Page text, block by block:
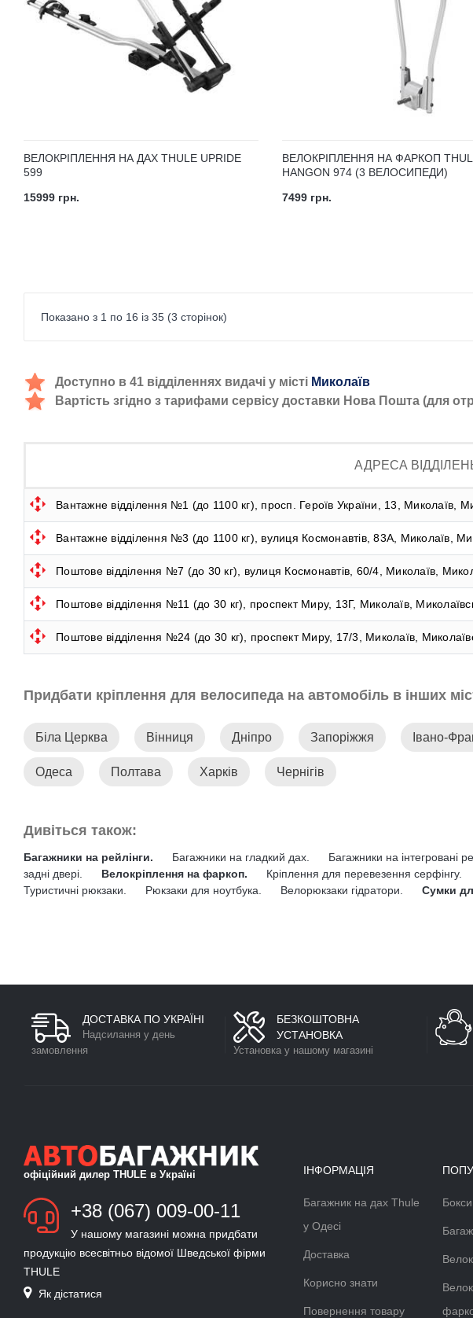
ВЕЛОКРІПЛЕННЯ НА ДАХ THULE UPRIDE
599
15999 грн.
ВЕЛОКРІПЛЕННЯ НА ФАРКОП
HANGON 974 (3 ВЕЛОСИПЕДИ)
7499 грн.
Показано з 1 по 16 із 35 (3 сторінок)
Доступно в 41 відділеннях видачі у місті Миколаїв
Вартість згідно з тарифами сервісу доставки Нова Пошта (для
АДРЕСА
Вантажне відділення №1 (до 1100 кг), просп. Героїв України, 13, Миколаїв,
Вантажне відділення №3 (до 1100 кг), вулиця Космонавтів, 83А, Миколаїв,
Поштове відділення №7 (до 30 кг), вулиця Космонавтів, 60/4, Миколаїв,
Поштове відділення №11 (до 30 кг), проспект Миру, 13Г, Миколаїв,
Поштове відділення №24 (до 30 кг), проспект Миру, 17/3, Миколаїв,
Придбати кріплення для велосипеда на автомобіль в інших
Біла Церква Вінниця Дніпро Запоріжжя Івано-
Одеса Полтава Харків Чернігів
Дивіться також:
Багажники на рейлінги. Багажники на гладкий дах. Багажники на інтегровані
задні двері.
Велокріплення на фаркоп. Кріплення для перевезення серфінгу.
Туристичні рюкзаки.
Рюкзаки для ноутбука. Велорюкзаки гідратори. Сумки
ДОСТАВКА ПО УКРАЇНІ
Надсилання у день
замовлення
БЕЗКОШТОВНА
УСТАНОВКА
Установка у нашому магазині
офіційний дилер THULE в Україні
+38 (067) 009-00-11
У нашому магазині можна придбати
продукцію всесвітньо відомої Шведської фірми
THULE
Як дістатися
ІНФОРМАЦІЯ
Багажник на дах Thule
у Одесі
Доставка
Корисно знати
Повернення товару
БАГАЖНИК ДЛЯ ЛИЖ ТА
СНОУБОРДУ
Докладніше >>
ВЕЛОКРІПЛЕННЯ ФАРКОП